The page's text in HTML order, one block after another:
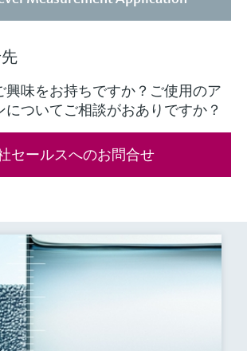
興味をお持ちですか？ご使用のア
についてご相談がおありですか？
セールスへのお問合せ